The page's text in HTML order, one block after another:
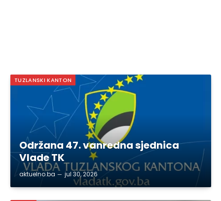
TUZLANSKI KANTON
Održana 47. vanredna sjednica
Vlade TK
aktuelno.ba jul 30, 2026